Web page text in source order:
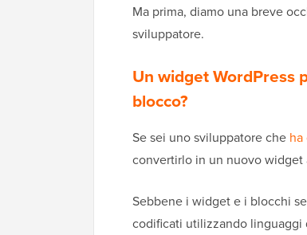
Ma prima, diamo una breve
sviluppatore.
Un widget WordPress
blocco?
Se sei uno sviluppatore che
convertirlo in un nuovo widget
Sebbene i widget e i blocchi
codificati utilizzando linguaggi